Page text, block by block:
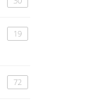
19
72